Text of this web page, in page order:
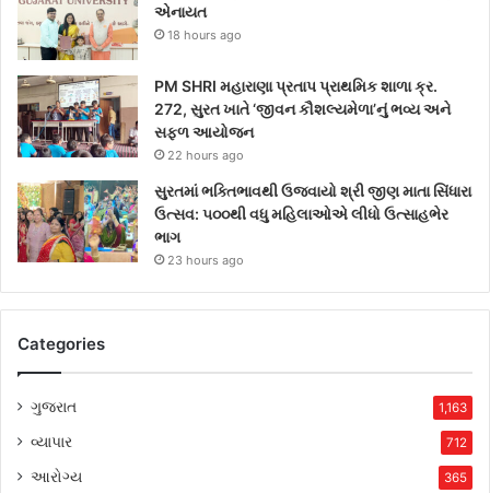
એનાયત
18 hours ago
PM SHRI મહારાણા પ્રતાપ પ્રાથમિક શાળા ક્ર.
272, સુરત ખાતે ‘જીવન કૌશલ્યમેળા’નું ભવ્ય અને
સફળ આયોજન
22 hours ago
સુરતમાં ભક્તિભાવથી ઉજવાયો શ્રી જીણ માતા સિંધારા
ઉત્સવ: ૫૦૦થી વધુ મહિલાઓએ લીધો ઉત્સાહભેર
ભાગ
23 hours ago
Categories
ગુજરાત 1,163
વ્યાપાર 712
આરોગ્ય 365